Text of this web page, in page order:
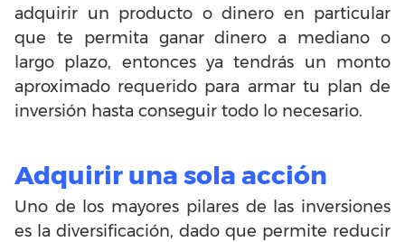
adquirir un producto o dinero en particular
que te permita ganar dinero a mediano o
largo plazo, entonces ya tendrás un monto
aproximado requerido para armar tu plan de
inversión hasta conseguir todo lo necesario.
Adquirir una sola acción
Uno de los mayores pilares de las inversiones
es la diversificación, dado que permite reducir